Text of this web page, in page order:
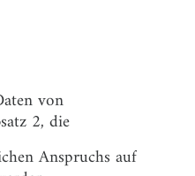
von
2, die
Anspruchs auf